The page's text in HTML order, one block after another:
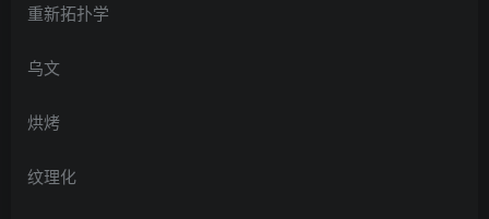
重新拓扑学
乌文
烘烤
纹理化